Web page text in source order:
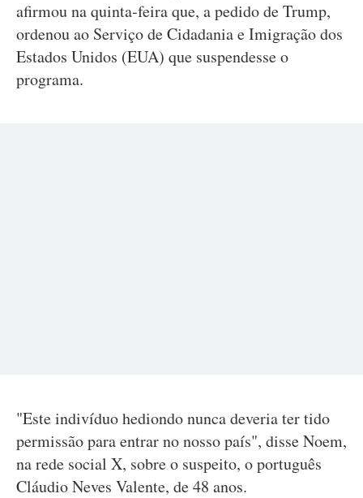
afirmou na quinta-feira que, a pedido de Trump,
ordenou ao Serviço de Cidadania e Imigração dos
Estados Unidos (EUA) que suspendesse o
programa.
"Este indivíduo hediondo nunca deveria ter tido
permissão para entrar no nosso país", disse Noem,
na rede social X, sobre o suspeito, o português
Cláudio Neves Valente, de 48 anos.